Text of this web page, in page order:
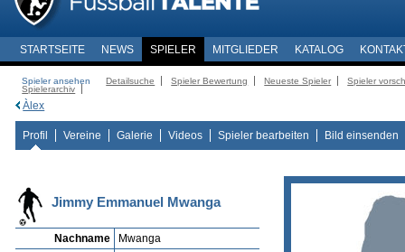
STARTSEITE NEWS SPIELER MITGLIEDER KATALOG
Spieler ansehen Detailsuche Spieler Bewertung Neueste Spieler
Spieler
Spielerarchiv
Àlex
Profil Vereine Galerie Videos Spieler bearbeiten Bild einsenden
Jimmy Emmanuel Mwanga
Nachname
Mwanga